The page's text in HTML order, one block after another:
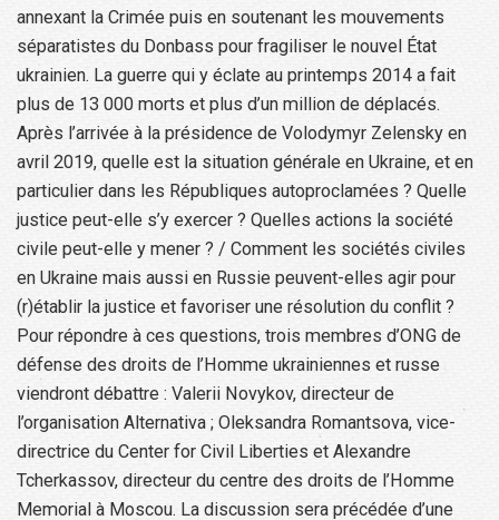
annexant la Crimée puis en soutenant les mouvements
séparatistes du Donbass pour fragiliser le nouvel État
ukrainien. La guerre qui y éclate au printemps 2014 a fait
plus de 13 000 morts et plus d’un million de déplacés.
Après l’arrivée à la présidence de Volodymyr Zelensky en
avril 2019, quelle est la situation générale en Ukraine, et en
particulier dans les Républiques autoproclamées ? Quelle
justice peut-elle s’y exercer ? Quelles actions la société
civile peut-elle y mener ? / Comment les sociétés civiles
en Ukraine mais aussi en Russie peuvent-elles agir pour
(r)établir la justice et favoriser une résolution du conflit ?
Pour répondre à ces questions, trois membres d’ONG de
défense des droits de l’Homme ukrainiennes et russe
viendront débattre : Valerii Novykov, directeur de
l’organisation Alternativa ; Oleksandra Romantsova, vice-
directrice du Center for Civil Liberties et Alexandre
Tcherkassov, directeur du centre des droits de l’Homme
Memorial à Moscou. La discussion sera précédée d’une